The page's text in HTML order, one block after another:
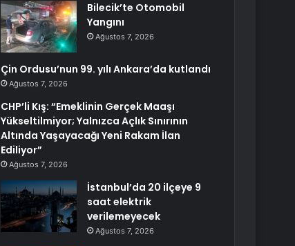
Bilecik’te Otomobil
Yangını
Ağustos 7, 2026
Çin Ordusu’nun 99. yılı Ankara’da kutlandı
Ağustos 7, 2026
CHP’li Kış: “Emeklinin Gerçek Maaşı
Yükseltilmiyor; Yalnızca Açlık Sınırının
Altında Yaşayacağı Yeni Rakam İlan
Ediliyor”
Ağustos 7, 2026
İstanbul’da 20 ilçeye 9
saat elektrik
verilemeyecek
Ağustos 7, 2026